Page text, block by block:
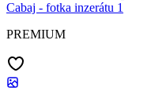
PREMIUM